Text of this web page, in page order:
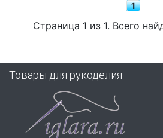
1
Страница 1 из 1. Всего
Товары для рукоделия